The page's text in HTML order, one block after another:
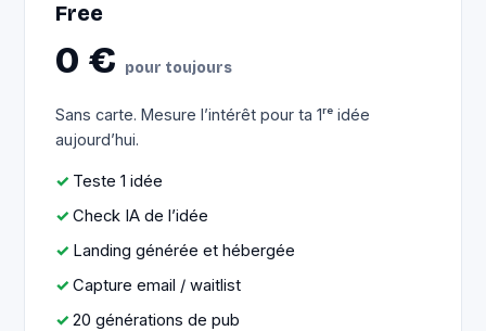
Free
0 € pour toujours
Sans carte. Mesure l’intérêt pour ta 1ʳᵉ idée
aujourd’hui.
Teste 1 idée
Check IA de l’idée
Landing générée et hébergée
Capture email / waitlist
20 générations de pub